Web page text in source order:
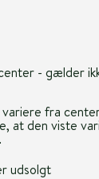
- gælder
fra
at den viste
udsolgt